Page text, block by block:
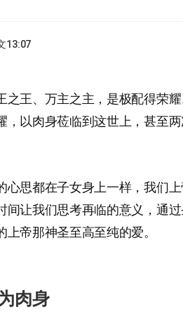
13:07
之王、万主之主，是极配得荣
，以肉身莅临到这世上，甚至
心思都在子女身上一样，我们
间让我们思考再临的意义，通
上帝那神圣至高至纯的爱。
肉身